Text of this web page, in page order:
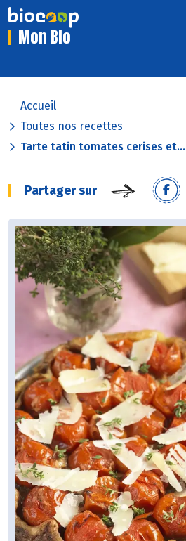
Mon Bio
Accueil
Toutes nos recettes
Tarte tatin tomates cerises et...
Partager sur